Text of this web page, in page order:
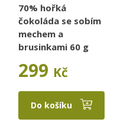
70% hořká
čokoláda se sobím
mechem a
brusinkami 60 g
299 Kč
Do košíku